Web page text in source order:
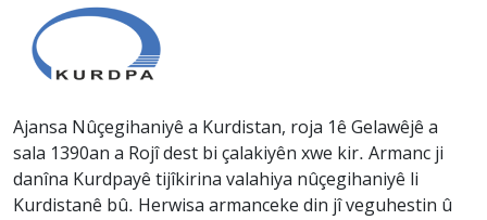
Ajansa Nûçegihaniyê a Kurdistan, roja 1ê Gelawêjê a
sala 1390an a Rojî dest bi çalakiyên xwe kir. Armanc ji
danîna Kurdpayê tijîkirina valahiya nûçegihaniyê li
Kurdistanê bû. Herwisa armanceke din jî veguhestin û